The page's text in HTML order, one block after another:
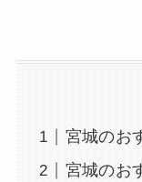
宮城のお
宮城のお